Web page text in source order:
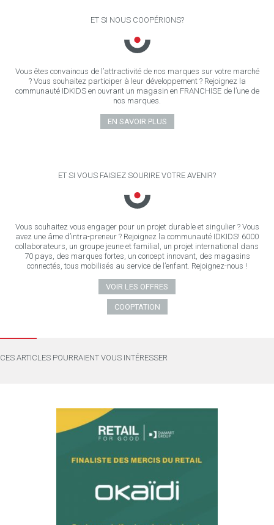
ET SI NOUS COOPÉRIONS?
Vous êtes convaincus de l’attractivité de nos marques sur votre marché
? Vous souhaitez participer à leur développement ? Rejoignez la
communauté IDKIDS en ouvrant un magasin en FRANCHISE de l’une de
nos marques.
EN SAVOIR PLUS
ET SI VOUS FAISIEZ SOURIRE VOTRE AVENIR?
Vous souhaitez vous engager pour un projet durable et singulier ? Vous
avez une âme d’intra-preneur ? Rejoignez la communauté IDKIDS! 6000
collaborateurs, un groupe jeune et familial, un projet international dans
70 pays, des marques fortes, un concept innovant, des magasins
connectés, tous mobilisés au service de l’enfant. Rejoignez-nous !
VOIR LES OFFRES
COOPTATION
CES ARTICLES POURRAIENT VOUS INTÉRESSER